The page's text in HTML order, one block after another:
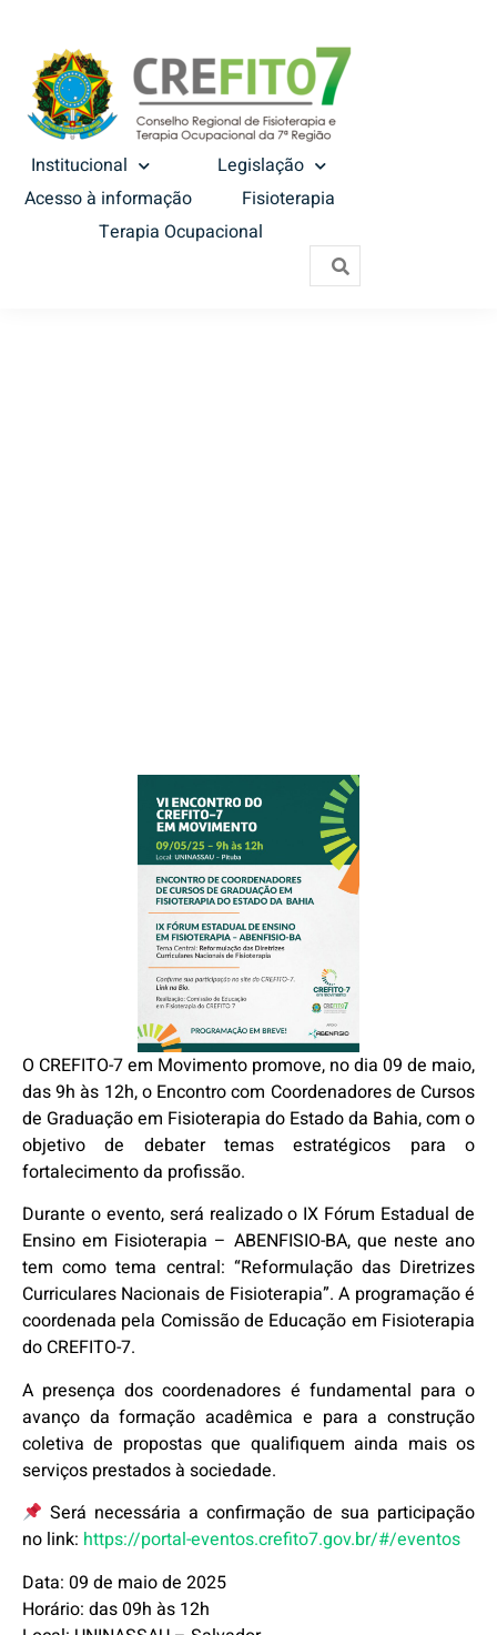
Institucional
Legislação
Acesso à informação
Fisioterapia
Terapia Ocupacional
O CREFITO-7 em Movimento promove, no dia 09 de maio,
das 9h às 12h, o Encontro com Coordenadores de Cursos
de Graduação em Fisioterapia do Estado da Bahia, com o
objetivo de debater temas estratégicos para o
fortalecimento da profissão.
Durante o evento, será realizado o IX Fórum Estadual de
Ensino em Fisioterapia – ABENFISIO-BA, que neste ano
tem como tema central: “Reformulação das Diretrizes
Curriculares Nacionais de Fisioterapia”. A programação é
coordenada pela Comissão de Educação em Fisioterapia
do CREFITO-7.
A presença dos coordenadores é fundamental para o
avanço da formação acadêmica e para a construção
coletiva de propostas que qualifiquem ainda mais os
serviços prestados à sociedade.
Será necessária a confirmação de sua participação
no link: https://portal-eventos.crefito7.gov.br/#/eventos
Data: 09 de maio de 2025
Horário: das 09h às 12h